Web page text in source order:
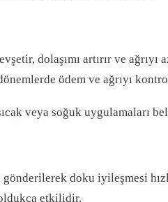
dolaşımı artırır ve ağrıyı
ödem ve ağrıyı
veya soğuk uygulamaları
doku iyileşmesi
etkilidir.